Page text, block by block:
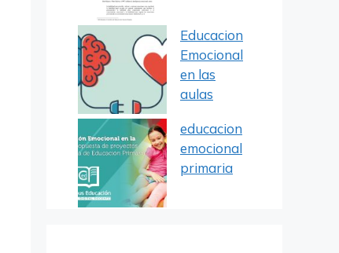
Educacion
Emocional
en las
aulas
educacion
emocional
primaria